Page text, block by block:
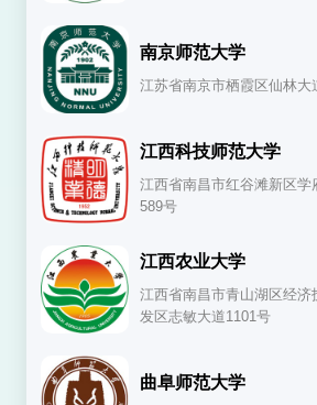
南京师范大学
江苏省南京市栖霞区仙林大
江西科技师范大学
江西省南昌市红谷滩新区学
589号
江西农业大学
江西省南昌市青山湖区经济
发区志敏大道1101号
曲阜师范大学